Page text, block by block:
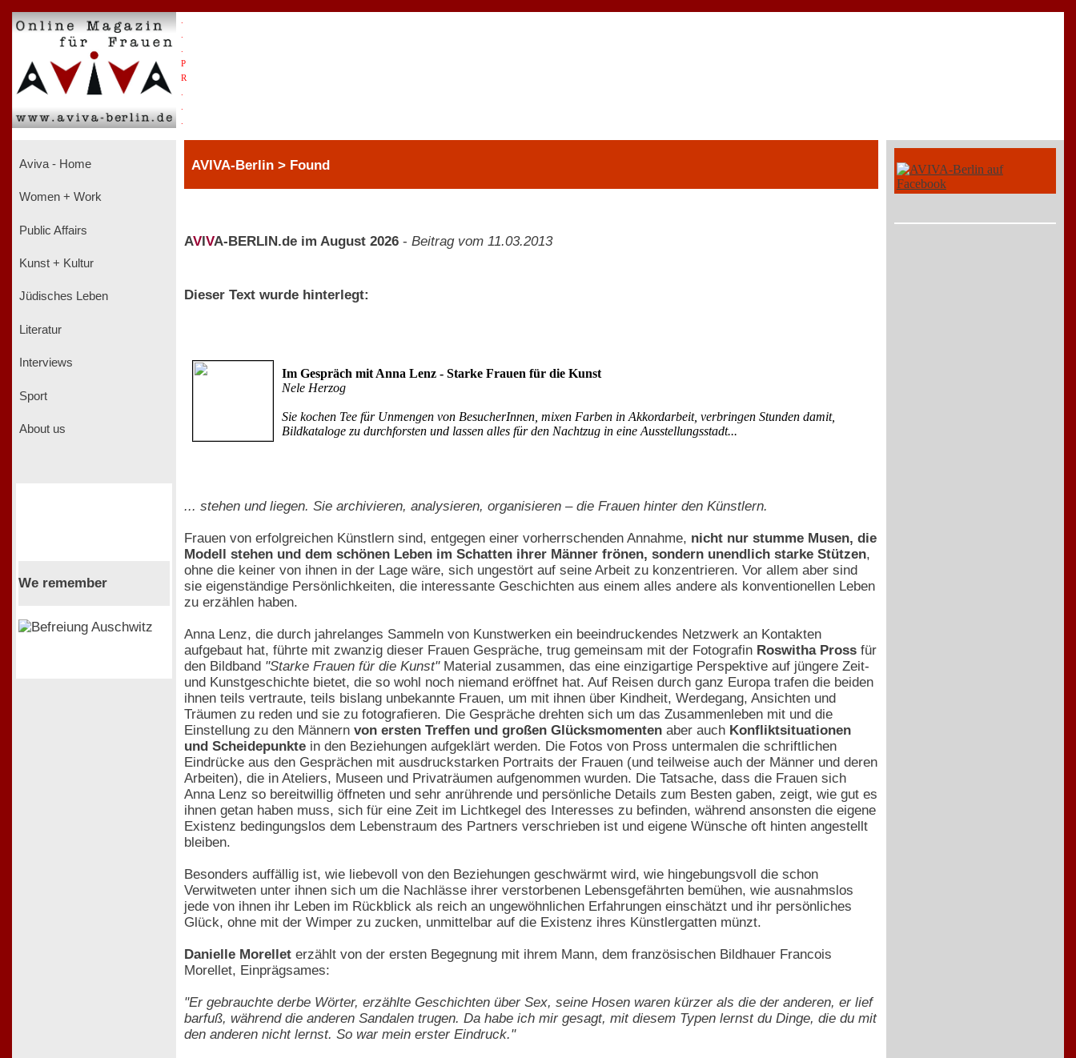
P
R
Aviva - Home
Women + Work
Public Affairs
Kunst + Kultur
Jüdisches Leben
Literatur
Interviews
Sport
About us
We remember
AVIVA-Berlin > Found
AV VA-BERLIN.de im August 2026 - Beitrag vom 11.03.2013
Dieser Text wurde hinterlegt:
Im Gespräch mit Anna Lenz - Starke Frauen für die Kunst
Nele Herzog
Sie kochen Tee für Unmengen von BesucherInnen, mixen Farben in Akkordarbeit, verbringen Stunden damit,
Bildkataloge zu durchforsten und lassen alles für den Nachtzug in eine Ausstellungsstadt...
... stehen und liegen. Sie archivieren, analysieren, organisieren – die Frauen hinter den Künstlern.
Frauen von erfolgreichen Künstlern sind, entgegen einer vorherrschenden Annahme, nicht nur stumme Musen, die
Modell stehen und dem schönen Leben im Schatten ihrer Männer frönen, sondern unendlich starke Stützen,
ohne die keiner von ihnen in der Lage wäre, sich ungestört auf seine Arbeit zu konzentrieren. Vor allem aber sind
sie eigenständige Persönlichkeiten, die interessante Geschichten aus einem alles andere als konventionellen Leben
zu erzählen haben.
Anna Lenz, die durch jahrelanges Sammeln von Kunstwerken ein beeindruckendes Netzwerk an Kontakten
aufgebaut hat, führte mit zwanzig dieser Frauen Gespräche, trug gemeinsam mit der Fotografin Roswitha Pross für
den Bildband "Starke Frauen für die Kunst"Material zusammen, das eine einzigartige Perspektive auf jüngere Zeit-
und Kunstgeschichte bietet, die so wohl noch niemand eröffnet hat. Auf Reisen durch ganz Europa trafen die beiden
ihnen teils vertraute, teils bislang unbekannte Frauen, um mit ihnen über Kindheit, Werdegang, Ansichten und
Träumen zu reden und sie zu fotografieren. Die Gespräche drehten sich um das Zusammenleben mit und die
Einstellung zu den Männern von ersten Treffen und großen Glücksmomenten aber auch Konfliktsituationen
und Scheidepunkte in den Beziehungen aufgeklärt werden. Die Fotos von Pross untermalen die schriftlichen
Eindrücke aus den Gesprächen mit ausdruckstarken Portraits der Frauen (und teilweise auch der Männer und deren
Arbeiten), die in Ateliers, Museen und Privaträumen aufgenommen wurden. Die Tatsache, dass die Frauen sich
Anna Lenz so bereitwillig öffneten und sehr anrührende und persönliche Details zum Besten gaben, zeigt, wie gut es
ihnen getan haben muss, sich für eine Zeit im Lichtkegel des Interesses zu befinden, während ansonsten die eigene
Existenz bedingungslos dem Lebenstraum des Partners verschrieben ist und eigene Wünsche oft hinten angestellt
bleiben.
Besonders auffällig ist, wie liebevoll von den Beziehungen geschwärmt wird, wie hingebungsvoll die schon
Verwitweten unter ihnen sich um die Nachlässe ihrer verstorbenen Lebensgefährten bemühen, wie ausnahmslos
jede von ihnen ihr Leben im Rückblick als reich an ungewöhnlichen Erfahrungen einschätzt und ihr persönliches
Glück, ohne mit der Wimper zu zucken, unmittelbar auf die Existenz ihres Künstlergatten münzt.
Danielle Morellet erzählt von der ersten Begegnung mit ihrem Mann, dem französischen Bildhauer Francois
Morellet, Einprägsames:
"Er gebrauchte derbe Wörter, erzählte Geschichten über Sex, seine Hosen waren kürzer als die der anderen, er lief
barfuß, während die anderen Sandalen trugen. Da habe ich mir gesagt, mit diesem Typen lernst du Dinge, die du mit
den anderen nicht lernst. So war mein erster Eindruck."